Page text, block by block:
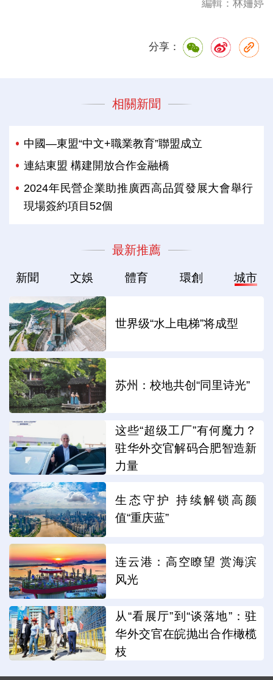
編輯：林姍婷
分享：
相關新聞
中國—東盟“中文+職業教育”聯盟成立
連結東盟 構建開放合作金融橋
2024年民營企業助推廣西高品質發展大會舉行
現場簽約項目52個
最新推薦
新聞 文娛 體育 環創 城市
世界级“水上电梯”将成型
苏州：校地共创“同里诗光”
这些“超级工厂”有何魔力？
驻华外交官解码合肥智造新
力量
生态守护 持续解锁高颜
值“重庆蓝”
连云港：高空瞭望 赏海滨
风光
从“看展厅”到“谈落地”：驻
华外交官在皖抛出合作橄榄
枝